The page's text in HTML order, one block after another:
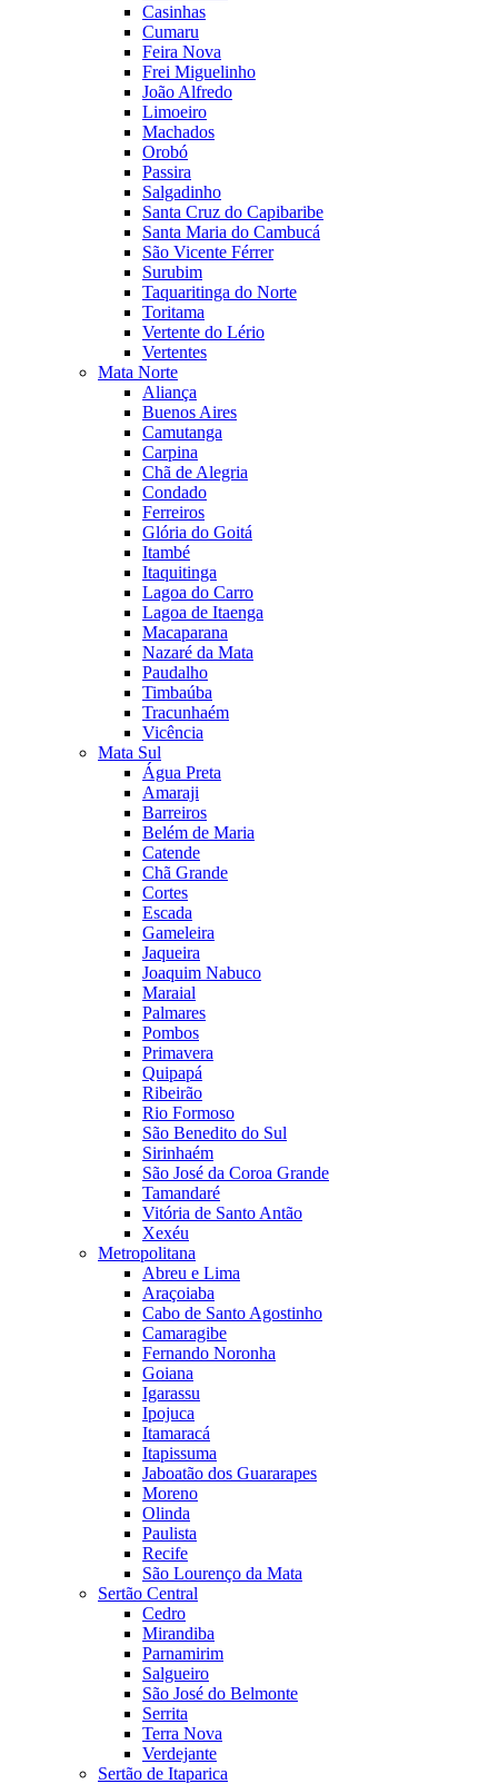
Casinhas
Cumaru
Feira Nova
Frei Miguelinho
João Alfredo
Limoeiro
Machados
Orobó
Passira
Salgadinho
Santa Cruz do Capibaribe
Santa Maria do Cambucá
São Vicente Férrer
Surubim
Taquaritinga do Norte
Toritama
Vertente do Lério
Vertentes
Mata Norte
Aliança
Buenos Aires
Camutanga
Carpina
Chã de Alegria
Condado
Ferreiros
Glória do Goitá
Itambé
Itaquitinga
Lagoa do Carro
Lagoa de Itaenga
Macaparana
Nazaré da Mata
Paudalho
Timbaúba
Tracunhaém
Vicência
Mata Sul
Água Preta
Amaraji
Barreiros
Belém de Maria
Catende
Chã Grande
Cortes
Escada
Gameleira
Jaqueira
Joaquim Nabuco
Maraial
Palmares
Pombos
Primavera
Quipapá
Ribeirão
Rio Formoso
São Benedito do Sul
Sirinhaém
São José da Coroa Grande
Tamandaré
Vitória de Santo Antão
Xexéu
Metropolitana
Abreu e Lima
Araçoiaba
Cabo de Santo Agostinho
Camaragibe
Fernando Noronha
Goiana
Igarassu
Ipojuca
Itamaracá
Itapissuma
Jaboatão dos Guararapes
Moreno
Olinda
Paulista
Recife
São Lourenço da Mata
Sertão Central
Cedro
Mirandiba
Parnamirim
Salgueiro
São José do Belmonte
Serrita
Terra Nova
Verdejante
Sertão de Itaparica